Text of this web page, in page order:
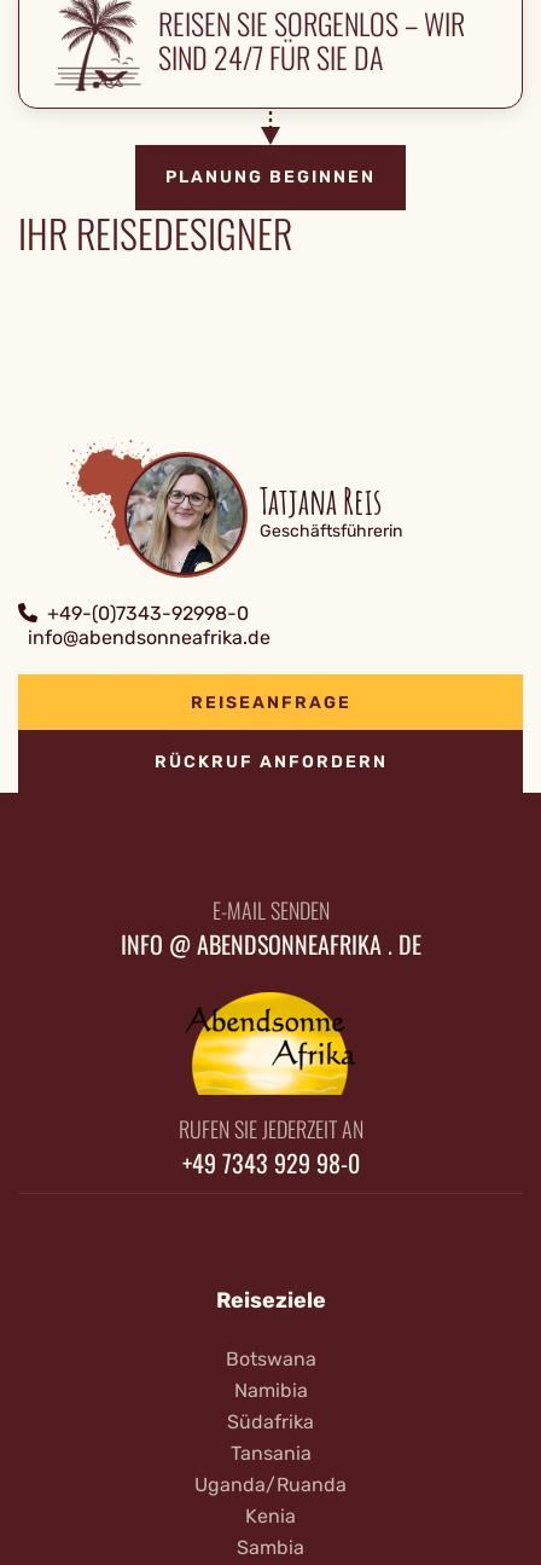
REISEN SIE SORGENLOS – WIR
SIND 24/7 FÜR SIE DA
PLANUNG BEGINNEN
IHR REISEDESIGNER
Tatjana Reis
Geschäftsführerin
+49-(0)7343-92998-0
info@abendsonneafrika.de
REISEANFRAGE
RÜCKRUF ANFORDERN
E-MAIL SENDEN
INFO @ ABENDSONNEAFRIKA . DE
RUFEN SIE JEDERZEIT AN
+49 7343 929 98-0
Reiseziele
Botswana
Namibia
Südafrika
Tansania
Uganda/Ruanda
Kenia
Sambia